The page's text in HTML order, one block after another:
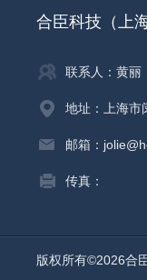
合臣科技（上
联系人：黄丽
地址：上海市
邮箱：
传真：
版权所有©2026合